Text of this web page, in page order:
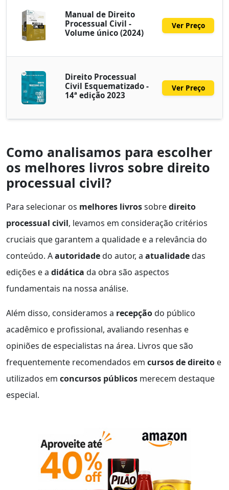
Manual de Direito
Processual Civil -
Volume único (2024)
Ver Preço
Direito Processual
Civil Esquematizado -
14ª edição 2023
Ver Preço
Como analisamos para escolher
os melhores livros sobre direito
processual civil?
Para selecionar os melhores livrossobredireito
processual civil, levamos em consideração critérios
cruciais que garantem a qualidade e a relevância do
conteúdo. Aautoridadedo autor, a atualidadedas
edições e a didática da obra são aspectos
fundamentais na nossa análise.
Além disso, consideramos a recepçãodo público
acadêmico e profissional, avaliando resenhas e
opiniões de especialistas na área. Livros que são
frequentemente recomendados em cursos de direito e
utilizados em concursos públicos merecem destaque
especial.